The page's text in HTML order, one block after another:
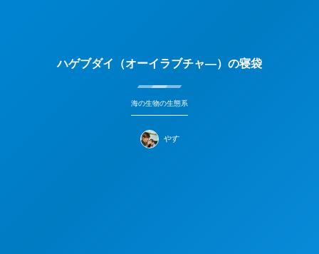
ハゲブダイ（オーイラブチャ―）の寝袋
海の生物の生態系
やす